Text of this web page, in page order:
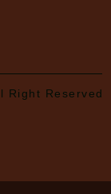
Right Reserved